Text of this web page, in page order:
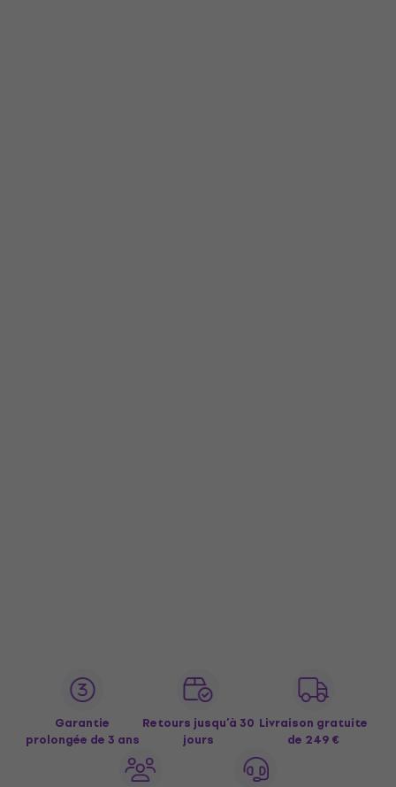
Garantie
prolongée de 3 ans
Retours jusqu’à 30
jours
Livraison gratuite
de 249 €